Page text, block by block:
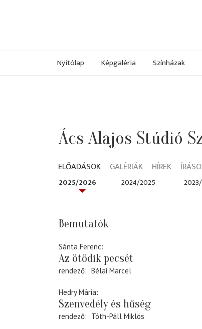
Nyitólap Képgaléria Színházak
Ács Alajos Stúdió
ELŐADÁSOK GALÉRIÁK HÍREK
2025/2026 2024/2025
Bemutatók
Sánta Ferenc
Az ötödik pecsét
rendező Bélai Marcel
Hedry Mária
Szenvedély és hűség
rendező Tóth-Páll Miklós